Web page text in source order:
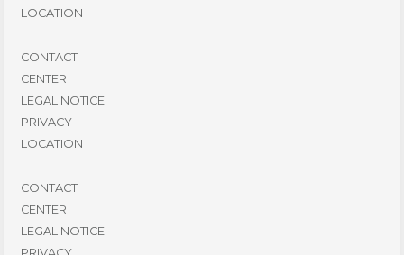
LOCATION
CONTACT
CENTER
LEGAL NOTICE
PRIVACY
LOCATION
CONTACT
CENTER
LEGAL NOTICE